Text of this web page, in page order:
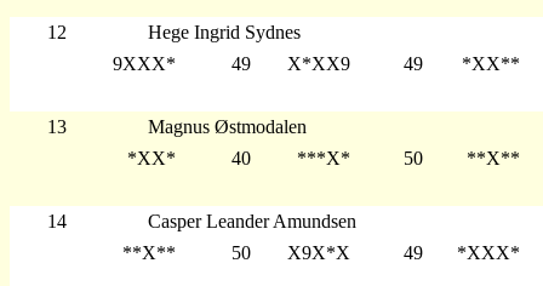
12
Hege Ingrid Sydnes
9XXX*
49 X*XX9 49 *XX**
13
Magnus Østmodalen
*XX*
40 ***X* 50 **X**
14
Casper Leander Amundsen
**X**
50 X9X*X 49 *XXX*